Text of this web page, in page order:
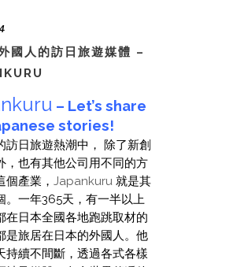
國人的訪日旅遊媒體 –
– Let’s share
stories!
訪日旅遊熱潮中， 除了新創
，也有其他公司用不同的方
個產業， Japankuru 就是其
。一年365天，有一半以上
在日本全國各地跑跳取材的
是旅居在日本的外國人。他
持續不間斷，透過各式各樣